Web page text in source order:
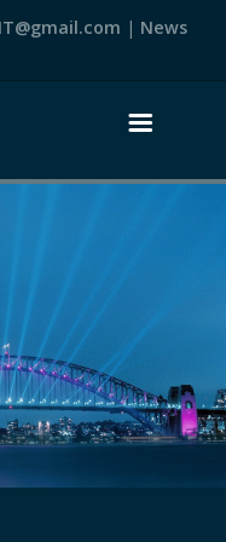
| News
GIỚI THIỆU
VĂN BẰNG